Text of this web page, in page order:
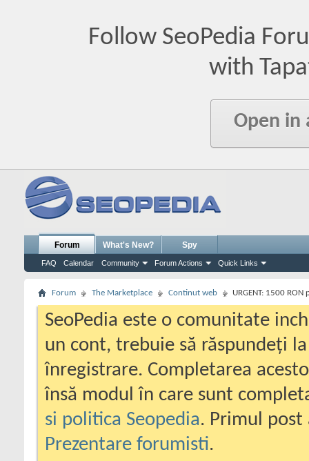
Follow SeoPedia
with
Open in
Forum
FAQ Calendar Community Forum Actions Quick Links
What's New? Spy
Forum The Marketplace Continut web URGENT: 1500
SeoPedia este o comunitate
un cont, trebuie să răspundeți
înregistrare. Completarea
însă modul în care sunt
si politica Seopedia. Primul
Prezentare forumisti.